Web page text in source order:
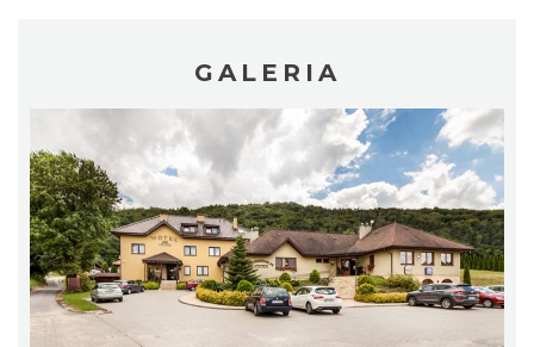
GALERIA